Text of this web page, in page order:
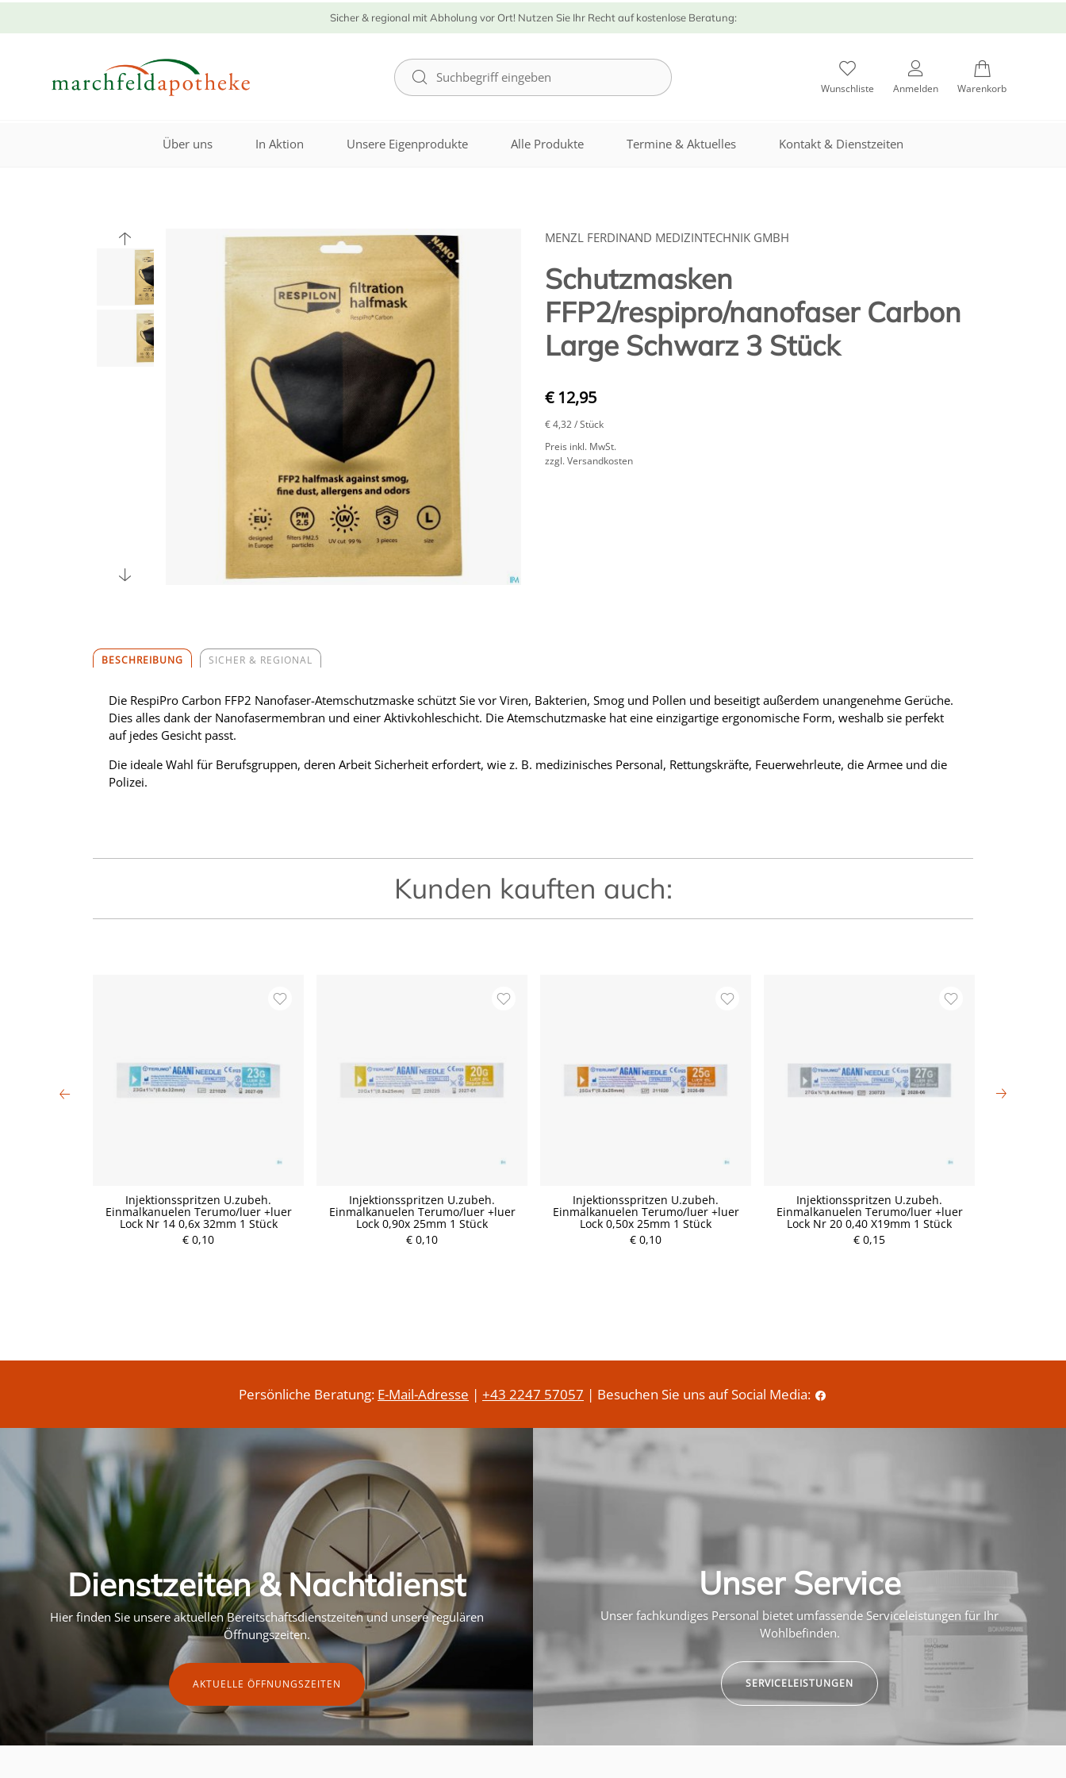
Sicher & regional mit Abholung vor Ort! Nutzen Sie Ihr Recht auf kostenlose Beratung:
Wunschliste Anmelden Warenkorb
Über uns In Aktion Unsere Eigenprodukte Alle Produkte Termine & Aktuelles Kontakt & Dienstzeiten
MENZL FERDINAND MEDIZINTECHNIK GMBH
Schutzmasken
FFP2/respipro/nanofaser Carbon
Large Schwarz 3 Stück
€ 12,95
€ 4,32/ Stück
Preis inkl. MwSt.
zzgl. Versandkosten
BESCHREIBUNG SICHER & REGIONAL
Die RespiPro Carbon FFP2 Nanofaser-Atemschutzmaske schützt Sie vor Viren, Bakterien, Smog und Pollen und beseitigt außerdem unangenehme Gerüche.
Dies alles dank der Nanofasermembran und einer Aktivkohleschicht. Die Atemschutzmaske hat eine einzigartige ergonomische Form, weshalb sie perfekt
auf jedes Gesicht passt.
Die ideale Wahl für Berufsgruppen, deren Arbeit Sicherheit erfordert, wie z. B. medizinisches Personal, Rettungskräfte, Feuerwehrleute, die Armee und die
Polizei.
Kunden kauften auch:
Injektionsspritzen U.zubeh.
Einmalkanuelen Terumo/luer +luer
Lock Nr 14 0,6x 32mm 1 Stück
€ 0,10
Injektionsspritzen U.zubeh.
Einmalkanuelen Terumo/luer +luer
Lock 0,90x 25mm 1 Stück
€ 0,10
Injektionsspritzen U.zubeh.
Einmalkanuelen Terumo/luer +luer
Lock 0,50x 25mm 1 Stück
€ 0,10
Injektionsspritzen U.zubeh.
Einmalkanuelen Terumo/luer +luer
Lock Nr 20 0,40 X19mm 1 Stück
€ 0,15
P
r
P
r
e
P
r
P
r
Persönliche Beratung: E-Mail-Adresse | +43 2247 57057 | Besuchen Sie uns auf Social Media:
Dienstzeiten & Nachtdienst
Hier finden Sie unsere aktuellen Bereitschaftsdienstzeiten und unsere regulären
Öffnungszeiten.
AKTUELLE ÖFFNUNGSZEITEN
Unser Service
Unser fachkundiges Personal bietet umfassende Serviceleistungen für Ihr
Wohlbefinden.
SERVICELEISTUNGEN